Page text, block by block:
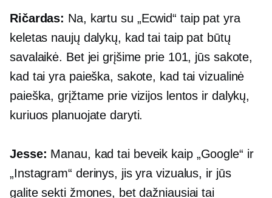
Ričardas: Na, kartu su „Ecwid“ taip pat yra
keletas naujų dalykų, kad tai taip pat būtų
savalaikė. Bet jei grįšime prie 101, jūs sakote,
kad tai yra paieška, sakote, kad tai vizualinė
paieška, grįžtame prie vizijos lentos ir dalykų,
kuriuos planuojate daryti.
Jesse: Manau, kad tai beveik kaip „Google“ ir
„Instagram“ derinys, jis yra vizualus, ir jūs
galite sekti žmones, bet dažniausiai tai